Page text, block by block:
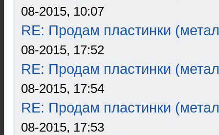
08-2015, 10:07
RE: Продам пластинки
08-2015, 17:52
RE: Продам пластинки
08-2015, 17:54
RE: Продам пластинки
08-2015, 17:53